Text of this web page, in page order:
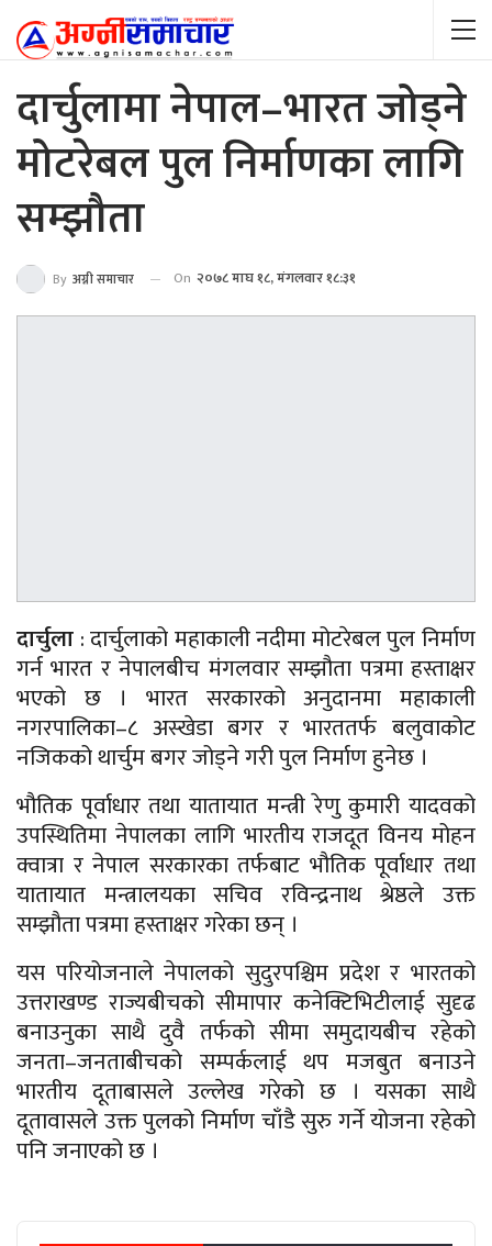
दार्चुलामा नेपाल–भारत जोड्ने
मोटरेबल पुल निर्माणका लागि
सम्झौता
By अग्नी समाचार On २०७८ माघ १८, मंगलवार १८:३१
दार्चुला : दार्चुलाको महाकाली नदीमा मोटरेबल पुल निर्माण
गर्न भारत र नेपालबीच मंगलवार सम्झौता पत्रमा हस्ताक्षर
भएको छ । भारत सरकारको अनुदानमा महाकाली
नगरपालिका–८ अस्खेडा बगर र भारततर्फ बलुवाकोट
नजिकको थार्चुम बगर जोड्ने गरी पुल निर्माण हुनेछ ।
भौतिक पूर्वाधार तथा यातायात मन्त्री रेणु कुमारी यादवको
उपस्थितिमा नेपालका लागि भारतीय राजदूत विनय मोहन
क्वात्रा र नेपाल सरकारका तर्फबाट भौतिक पूर्वाधार तथा
यातायात मन्त्रालयका सचिव रविन्द्रनाथ श्रेष्ठले उक्त
सम्झौता पत्रमा हस्ताक्षर गरेका छन् ।
यस परियोजनाले नेपालको सुदुरपश्चिम प्रदेश र भारतको
उत्तराखण्ड राज्यबीचको सीमापार कनेक्टिभिटीलाई सुदृढ
बनाउनुका साथै दुवै तर्फको सीमा समुदायबीच रहेको
जनता–जनताबीचको सम्पर्कलाई थप मजबुत बनाउने
भारतीय दूताबासले उल्लेख गरेको छ । यसका साथै
दूतावासले उक्त पुलको निर्माण चाँडै सुरु गर्ने योजना रहेको
पनि जनाएको छ ।